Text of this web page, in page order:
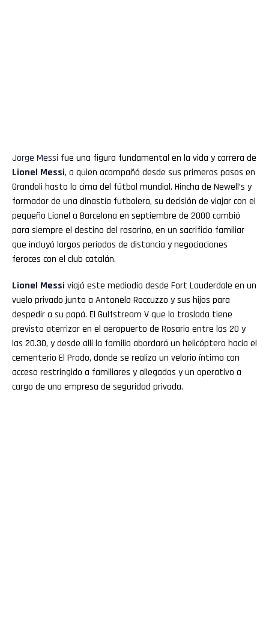
Jorge Messi fue una figura fundamental en la vida y carrera de
Lionel Messi, a quien acompañó desde sus primeros pasos en
Grandoli hasta la cima del fútbol mundial. Hincha de Newell’s y
formador de una dinastía futbolera, su decisión de viajar con el
pequeño Lionel a Barcelona en septiembre de 2000 cambió
para siempre el destino del rosarino, en un sacrificio familiar
que incluyó largos períodos de distancia y negociaciones
feroces con el club catalán.
Lionel Messi viajó este mediodía desde Fort Lauderdale en un
vuelo privado junto a Antonela Roccuzzo y sus hijos para
despedir a su papá. El Gulfstream V que lo traslada tiene
previsto aterrizar en el aeropuerto de Rosario entre las 20 y
las 20.30, y desde allí la familia abordará un helicóptero hacia el
cementerio El Prado, donde se realiza un velorio íntimo con
acceso restringido a familiares y allegados y un operativo a
cargo de una empresa de seguridad privada.